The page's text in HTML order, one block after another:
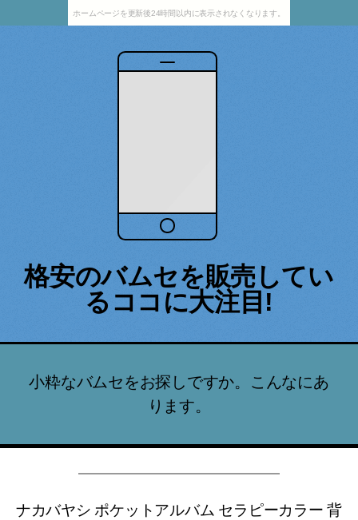
ホームページを更新後24時間以内に表示されなくなります。
格安のバムセを販売してい
るココに大注目!
小粋なバムセをお探しですか。こんなにあ
ります。
ナカバヤシ ポケットアルバム セラピーカラー 背